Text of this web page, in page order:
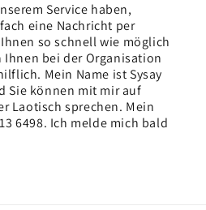
Service haben,
eine Nachricht per
so schnell wie möglich
bei der Organisation
Mein Name ist Sysay
Sie können mit mir auf
Laotisch sprechen. Mein
6498. Ich melde mich bald